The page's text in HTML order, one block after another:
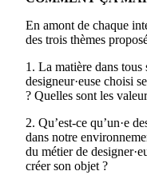
En amont de chaque
des trois thèmes
1. La matière dans tous
designeur·euse choisi
? Quelles sont les
2. Qu’est-ce qu’un·e
dans notre
du métier de
créer son objet ?